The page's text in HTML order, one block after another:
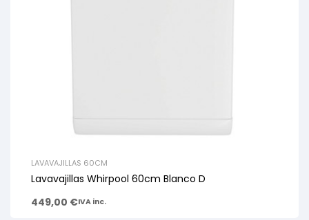
LAVAVAJILLAS 60CM
Lavavajillas Whirpool 60cm Blanco D
449,00 €IVA inc.